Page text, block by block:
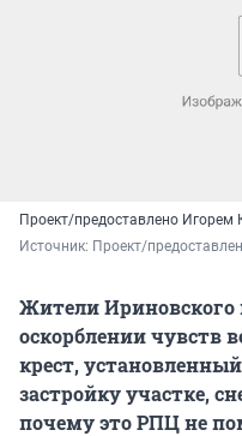
Проект/предоставлено
Источник: Проект/
Жители Ириновского
оскорблении
крест,
застройку участке,
почему это РПЦ не